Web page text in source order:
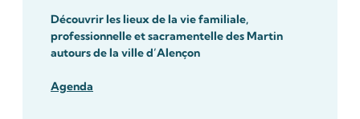
Découvrir les lieux de la vie familiale,
professionnelle et sacramentelle des Martin
autours de la ville d’Alençon
Agenda